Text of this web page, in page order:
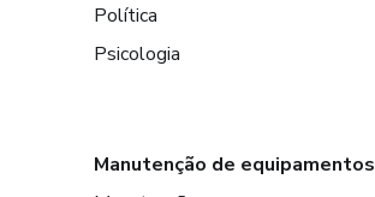
Política
Psicologia
Manutenção de equipamentos